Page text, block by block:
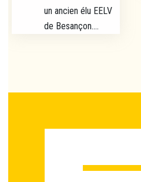
un ancien élu EELV
de Besançon....